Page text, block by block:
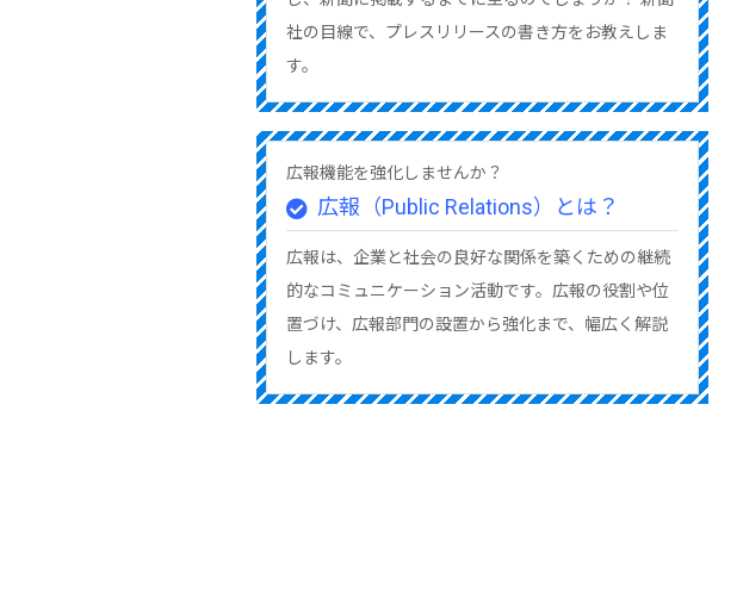
社の目線で、プレスリリースの書き方をお教えしま
す。
広報機能を強化しませんか？
広報（Public Relations）とは？
広報は、企業と社会の良好な関係を築くための継続
的なコミュニケーション活動です。広報の役割や位
置づけ、広報部門の設置から強化まで、幅広く解説
します。